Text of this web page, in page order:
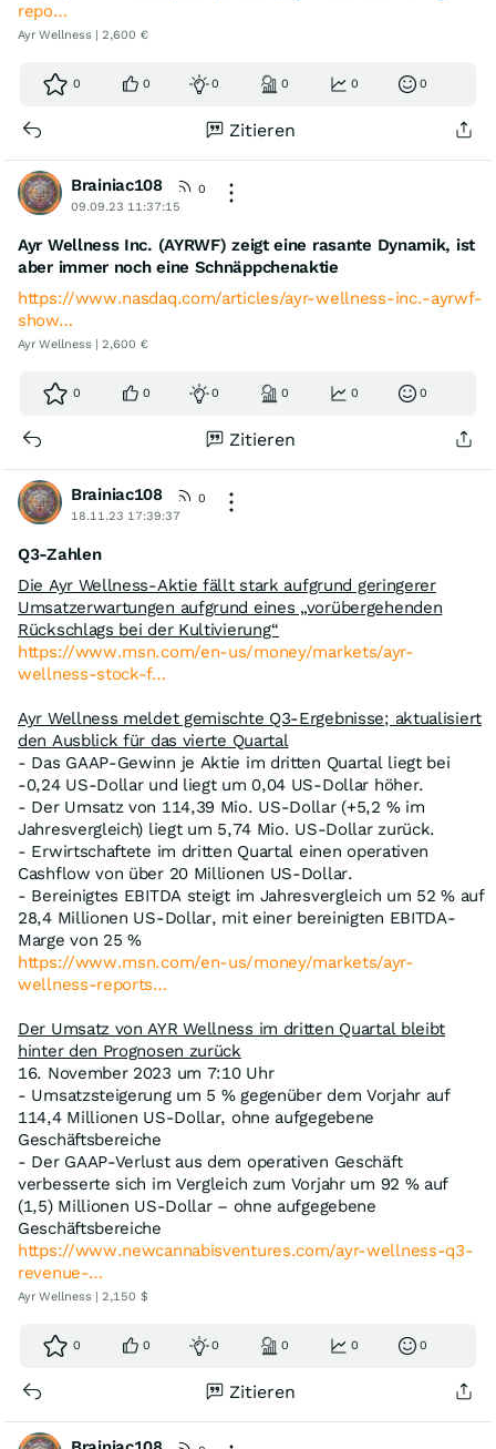
repo…
Ayr Wellness | 2,600 €
0 0 0 0 0 0
Zitieren
Brainiac108
0
09.09.23 11:37:15
Ayr Wellness Inc. (AYRWF) zeigt eine rasante Dynamik, ist
aber immer noch eine Schnäppchenaktie
https://www.nasdaq.com/articles/ayr-wellness-inc.-ayrwf-
show…
Ayr Wellness | 2,600 €
0 0 0 0 0 0
Zitieren
Brainiac108
0
18.11.23 17:39:37
Q3-Zahlen
Die Ayr Wellness-Aktie fällt stark aufgrund geringerer
Umsatzerwartungen aufgrund eines „vorübergehenden
Rückschlags bei der Kultivierung“
https://www.msn.com/en-us/money/markets/ayr-
wellness-stock-f…
Ayr Wellness meldet gemischte Q3-Ergebnisse; aktualisiert
den Ausblick für das vierte Quartal
- Das GAAP-Gewinn je Aktie im dritten Quartal liegt bei
-0,24 US-Dollar und liegt um 0,04 US-Dollar höher.
- Der Umsatz von 114,39 Mio. US-Dollar (+5,2 % im
Jahresvergleich) liegt um 5,74 Mio. US-Dollar zurück.
- Erwirtschaftete im dritten Quartal einen operativen
Cashflow von über 20 Millionen US-Dollar.
- Bereinigtes EBITDA steigt im Jahresvergleich um 52 % auf
28,4 Millionen US-Dollar, mit einer bereinigten EBITDA-
Marge von 25 %
https://www.msn.com/en-us/money/markets/ayr-
wellness-reports…
Der Umsatz von AYR Wellness im dritten Quartal bleibt
hinter den Prognosen zurück
16. November 2023 um 7:10 Uhr
- Umsatzsteigerung um 5 % gegenüber dem Vorjahr auf
114,4 Millionen US-Dollar, ohne aufgegebene
Geschäftsbereiche
- Der GAAP-Verlust aus dem operativen Geschäft
verbesserte sich im Vergleich zum Vorjahr um 92 % auf
(1,5) Millionen US-Dollar – ohne aufgegebene
Geschäftsbereiche
https://www.newcannabisventures.com/ayr-wellness-q3-
revenue-…
Ayr Wellness | 2,150 $
0 0 0 0 0 0
Zitieren